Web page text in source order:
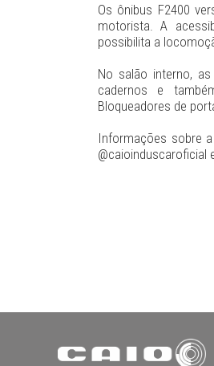
Os ônibus F2400
motorista. A
possibilita a
No salão interno,
cadernos e
Bloqueadores de
Informações sobre
@caioinduscaroficial